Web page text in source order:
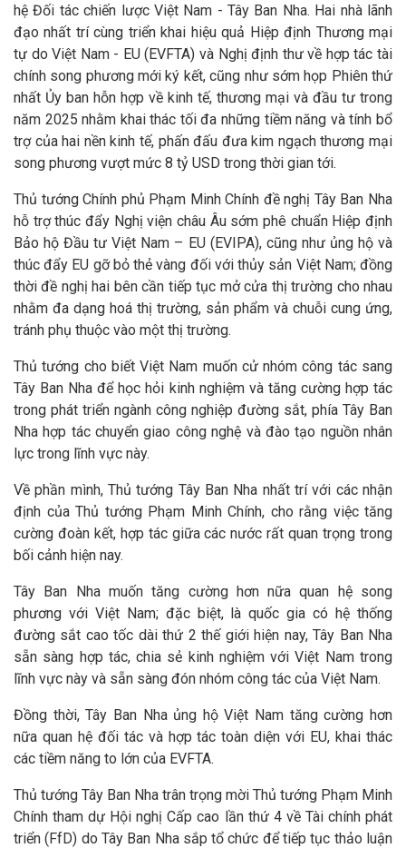
hệ Đối tác chiến lược Việt Nam - Tây Ban Nha. Hai nhà lãnh
đạo nhất trí cùng triển khai hiệu quả Hiệp định Thương mại
tự do Việt Nam - EU (EVFTA) và Nghị định thư về hợp tác tài
chính song phương mới ký kết, cũng như sớm họp Phiên thứ
nhất Ủy ban hỗn hợp về kinh tế, thương mại và đầu tư trong
năm 2025 nhằm khai thác tối đa những tiềm năng và tính bổ
trợ của hai nền kinh tế, phấn đấu đưa kim ngạch thương mại
song phương vượt mức 8 tỷ USD trong thời gian tới.
Thủ tướng Chính phủ Phạm Minh Chính đề nghị Tây Ban Nha
hỗ trợ thúc đẩy Nghị viện châu Âu sớm phê chuẩn Hiệp định
Bảo hộ Đầu tư Việt Nam – EU (EVIPA), cũng như ủng hộ và
thúc đẩy EU gỡ bỏ thẻ vàng đối với thủy sản Việt Nam; đồng
thời đề nghị hai bên cần tiếp tục mở cửa thị trường cho nhau
nhằm đa dạng hoá thị trường, sản phẩm và chuỗi cung ứng,
tránh phụ thuộc vào một thị trường.
Thủ tướng cho biết Việt Nam muốn cử nhóm công tác sang
Tây Ban Nha để học hỏi kinh nghiệm và tăng cường hợp tác
trong phát triển ngành công nghiệp đường sắt, phía Tây Ban
Nha hợp tác chuyển giao công nghệ và đào tạo nguồn nhân
lực trong lĩnh vực này.
Về phần mình, Thủ tướng Tây Ban Nha nhất trí với các nhận
định của Thủ tướng Phạm Minh Chính, cho rằng việc tăng
cường đoàn kết, hợp tác giữa các nước rất quan trọng trong
bối cảnh hiện nay.
Tây Ban Nha muốn tăng cường hơn nữa quan hệ song
phương với Việt Nam; đặc biệt, là quốc gia có hệ thống
đường sắt cao tốc dài thứ 2 thế giới hiện nay, Tây Ban Nha
sẵn sàng hợp tác, chia sẻ kinh nghiệm với Việt Nam trong
lĩnh vực này và sẵn sàng đón nhóm công tác của Việt Nam.
Đồng thời, Tây Ban Nha ủng hộ Việt Nam tăng cường hơn
nữa quan hệ đối tác và hợp tác toàn diện với EU, khai thác
các tiềm năng to lớn của EVFTA.
Thủ tướng Tây Ban Nha trân trọng mời Thủ tướng Phạm Minh
Chính tham dự Hội nghị Cấp cao lần thứ 4 về Tài chính phát
triển (FfD) do Tây Ban Nha sắp tổ chức để tiếp tục thảo luận